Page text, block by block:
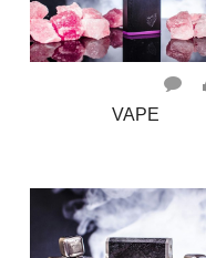
VAPE